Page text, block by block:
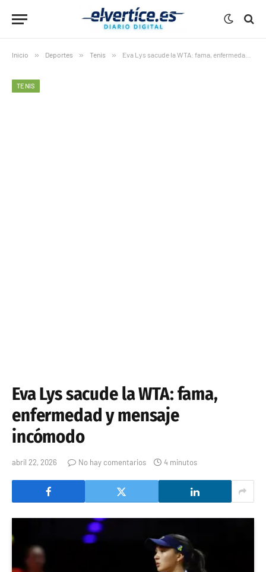
Inicio » Deportes » Tenis » Eva Lys sacude la WTA: fama, enfermedad y mensaje incómodo
TENIS
Eva Lys sacude la WTA: fama,
enfermedad y mensaje
incómodo
abril 22, 2026 No hay comentarios 4 minutos